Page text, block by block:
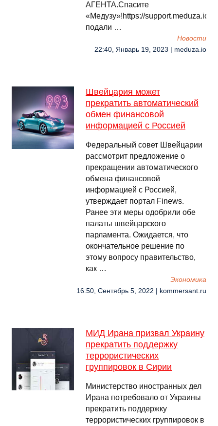
АГЕНТА.Спасите
«Медузу»!https://
подали …
Новости
22:40, Январь 19, 2023 | meduza.io
Швейцария может
прекратить автоматический
обмен финансовой
информацией с Россией
Федеральный совет Швейцарии
рассмотрит предложение о
прекращении автоматического
обмена финансовой
информацией с Россией,
утверждает портал Finews.
Ранее эти меры одобрили обе
палаты швейцарского
парламента. Ожидается, что
окончательное решение по
этому вопросу правительство,
как …
Экономика
16:50, Сентябрь 5, 2022 | kommersant.ru
МИД Ирана призвал Украину
прекратить поддержку
террористических
группировок в Сирии
Министерство иностранных дел
Ирана потребовало от Украины
прекратить поддержку
террористических группировок в